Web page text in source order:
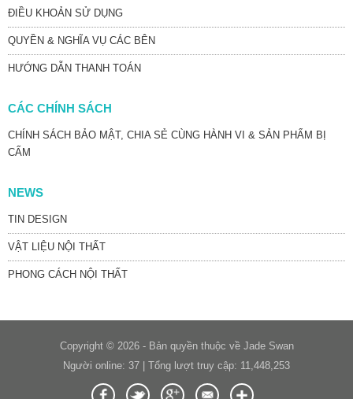
ĐIỀU KHOẢN SỬ DỤNG
QUYỀN & NGHĨA VỤ CÁC BÊN
HƯỚNG DẪN THANH TOÁN
CÁC CHÍNH SÁCH
CHÍNH SÁCH BẢO MẬT, CHIA SẺ CÙNG HÀNH VI & SẢN PHẨM BỊ
CẤM
NEWS
TIN DESIGN
VẬT LIỆU NỘI THẤT
PHONG CÁCH NỘI THẤT
Copyright © 2026 - Bản quyền thuộc về Jade Swan
Người online: 37 | Tổng lượt truy cập: 11,448,253